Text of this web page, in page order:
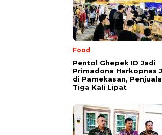
Food
Pentol Ghepek ID Jadi
Primadona Harkopnas
di Pamekasan,
Tiga Kali Lipat